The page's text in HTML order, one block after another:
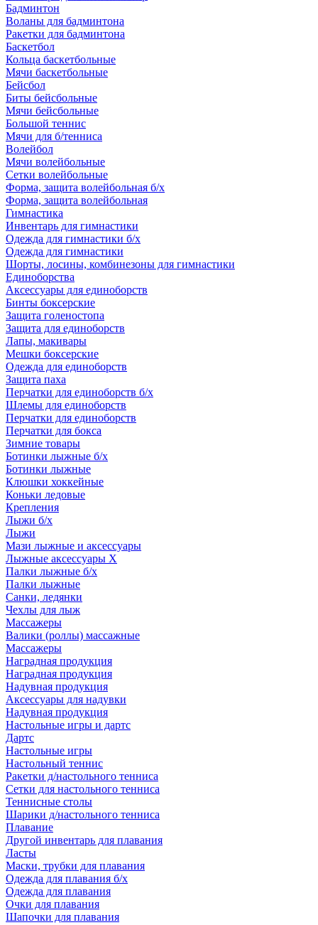
Бадминтон
Воланы для бадминтона
Ракетки для бадминтона
Баскетбол
Кольца баскетбольные
Мячи баскетбольные
Бейсбол
Биты бейсбольные
Мячи бейсбольные
Большой теннис
Мячи для б/тенниса
Волейбол
Мячи волейбольные
Сетки волейбольные
Форма, защита волейбольная б/х
Форма, защита волейбольная
Гимнастика
Инвентарь для гимнастики
Одежда для гимнастики б/х
Одежда для гимнастики
Шорты, лосины, комбинезоны для гимнастики
Единоборства
Аксессуары для единоборств
Бинты боксерские
Защита голеностопа
Защита для единоборств
Лапы, макивары
Мешки боксерские
Одежда для единоборств
Защита паха
Перчатки для единоборств б/х
Шлемы для единоборств
Перчатки для единоборств
Перчатки для бокса
Зимние товары
Ботинки лыжные б/х
Ботинки лыжные
Клюшки хоккейные
Коньки ледовые
Крепления
Лыжи б/х
Лыжи
Мази лыжные и аксессуары
Лыжные аксессуары Х
Палки лыжные б/х
Палки лыжные
Санки, ледянки
Чехлы для лыж
Массажеры
Валики (роллы) массажные
Массажеры
Наградная продукция
Наградная продукция
Надувная продукция
Аксессуары для надувки
Надувная продукция
Настольные игры и дартс
Дартс
Настольные игры
Настольный теннис
Ракетки д/настольного тенниса
Сетки для настольного тенниса
Теннисные столы
Шарики д/настольного тенниса
Плавание
Другой инвентарь для плавания
Ласты
Маски, трубки для плавания
Одежда для плавания б/х
Одежда для плавания
Очки для плавания
Шапочки для плавания